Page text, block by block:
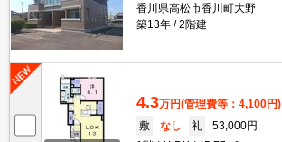
香川県高松市香川町大野
築13年
2階建
4.3万円(管理費等：4,100円)
敷
なし 礼
53,000円